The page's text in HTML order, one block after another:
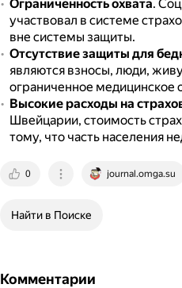
Ограниченность охвата.
участвовал в системе
вне системы защиты.
Отсутствие защиты для
являются взносы, люди,
ограниченное медицинское
Высокие расходы на
Швейцарии, стоимость
тому, что часть населения
0 journal.omga.su
Найти в Поиске
Комментарии